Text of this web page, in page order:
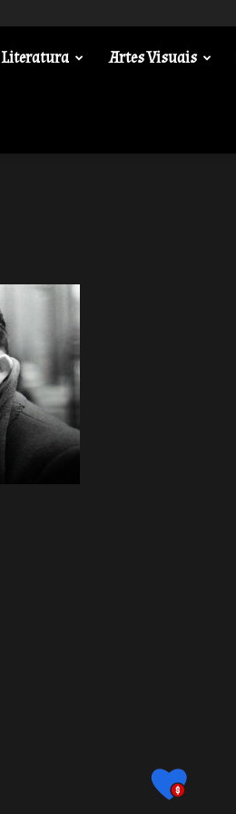
Literatura Artes Visuais